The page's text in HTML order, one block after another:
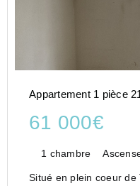
Appartement 1 pièce
61 000€
1 chambre
Situé en plein coeur de